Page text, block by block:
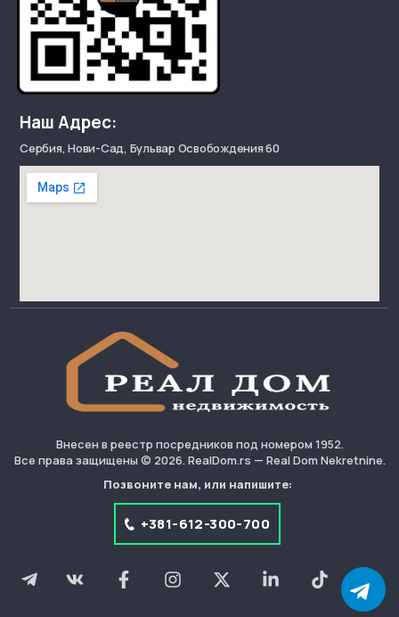
Наш Адрес:
Сербия, Нови-Сад, Бульвар Освобождения 60
Внесен в реестр посредников под номером 1952.
Все права защищены © 2026. RealDom.rs — Real Dom Nekretnine.
Позвоните нам, или напишите:
+381-612-300-700